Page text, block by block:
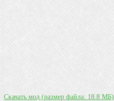
Скачать мод (размер файла: 18.8 МБ)